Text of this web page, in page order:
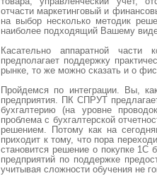
отчасти маркетинговый и
на выбор несколько методик
наиболее подходящий Вашему
Касательно аппаратной
предполагает поддержку
рынке, то же можно сказать и о
Пройдемся по интеграции. Вы,
предприятия. ПК СПРУТ
бухгалтерию (на уровне
проблема с бухгалтерской
решением. Потому как на
приходит к тому, что пора
становится решение о покупке 1С
предприятий по поддержке
учитывая сложности обучения не